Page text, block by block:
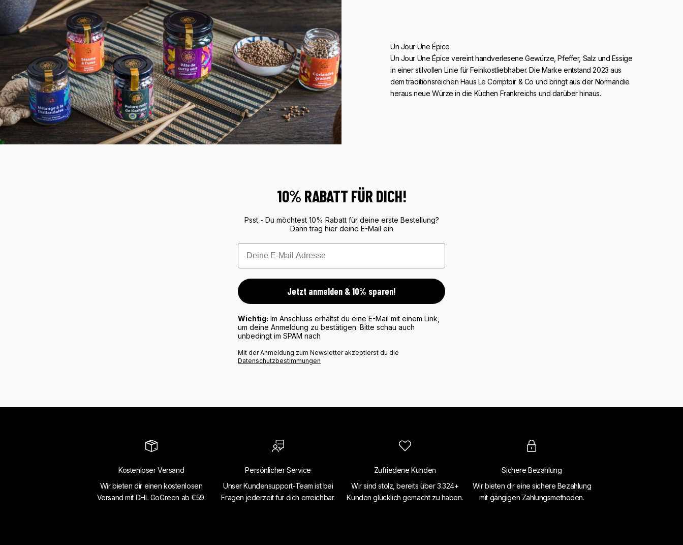
Un Jour Une Épice
Un Jour Une Épice vereint handverlesene Gewürze, Pfeffer, Salz und Essige
in einer stilvollen Linie für Feinkostliebhaber. Die Marke entstand 2023 aus
dem traditionsreichen Haus Le Comptoir & Co und bringt aus der Normandie
heraus neue Würze in die Küchen Frankreichs und darüber hinaus.
10% RABATT FÜR DICH!
Psst - Du möchtest 10% Rabatt für deine erste Bestellung?
Dann trag hier deine E-Mail ein
Email
Jetzt anmelden & 10% sparen!
Wichtig: Im Anschluss erhältst du eine E-Mail mit einem Link,
um deine Anmeldung zu bestätigen. Bitte schau auch
unbedingt im SPAM nach
Mit der Anmeldung zum Newsletter akzeptierst du die
Datenschutzbestimmungen
Kostenloser Versand
Wir bieten dir einen kostenlosen
Versand mit DHL GoGreen ab €59.
Persönlicher Service
Unser Kundensupport-Team ist bei
Fragen jederzeit für dich erreichbar.
Zufriedene Kunden
Wir sind stolz, bereits über 3.324+
Kunden glücklich gemacht zu haben.
Sichere Bezahlung
Wir bieten dir eine sichere Bezahlung
mit gängigen Zahlungsmethoden.